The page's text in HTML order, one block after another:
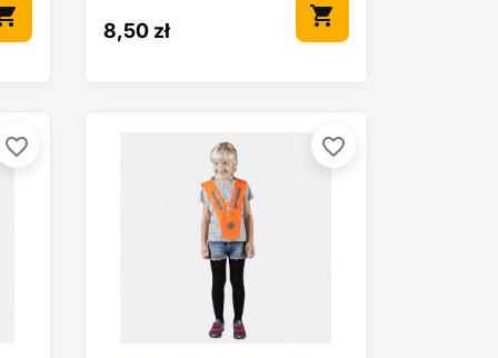
8,50 zł
shopping_cart
favorite_border favorite_border